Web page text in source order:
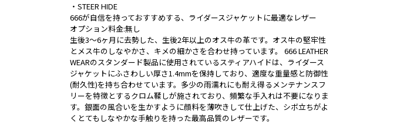
・STEER HIDE
666が自信を持っておすすめする、ライダースジャケットに最適なレザー
オプション料金:無し
生後3～6ヶ月に去勢した、生後2年以上のオス牛の革です。オス牛の堅牢性
とメス牛のしなやかさ、キメの細かさを合わせ持っています。 666 LEATHER
WEARのスタンダード製品に使用されているスティアハイドは、ライダース
ジャケットにふさわしい厚さ1.4mmを保持しており、適度な重量感と防御性
(耐久性)を持ち合わせています。多少の雨濡れにも耐え得るメンテナンスフ
リーを特徴とするクロム鞣しが施されており、頻繁な手入れは不要になりま
す。銀面の風合いを生かすように顔料を薄吹きして仕上げた、シボ立ちがよ
くとてもしなやかな手触りを持った最高品質のレザーです。